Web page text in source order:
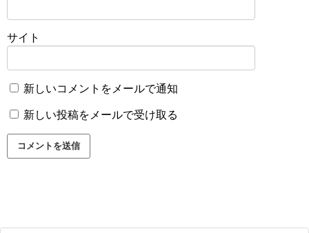
サイト
新しいコメントをメールで通知
新しい投稿をメールで受け取る